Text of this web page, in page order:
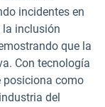
incidentes en
la inclusión
que la
Con tecnología
posiciona como
del